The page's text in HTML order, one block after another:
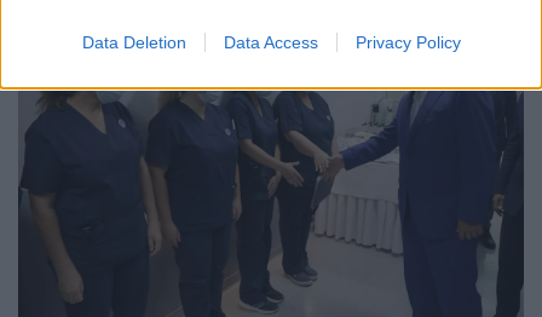
Data Deletion Data Access Privacy Policy